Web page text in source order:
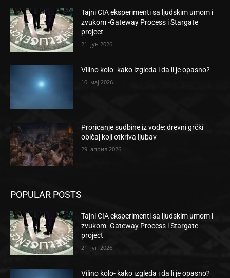
Tajni CIA eksperimenti sa ljudskim umom i
zvukom -Gateway Process i Stargate
project
21. јун 2026.
Vilino kolo- kako izgleda i da li je opasno?
10. мај 2026.
Proricanje sudbine iz vode: drevni grčki
običaj koji otkriva ljubav
29. април 2026.
POPULAR POSTS
Tajni CIA eksperimenti sa ljudskim umom i
zvukom -Gateway Process i Stargate
project
21. јун 2026.
Vilino kolo- kako izgleda i da li je opasno?